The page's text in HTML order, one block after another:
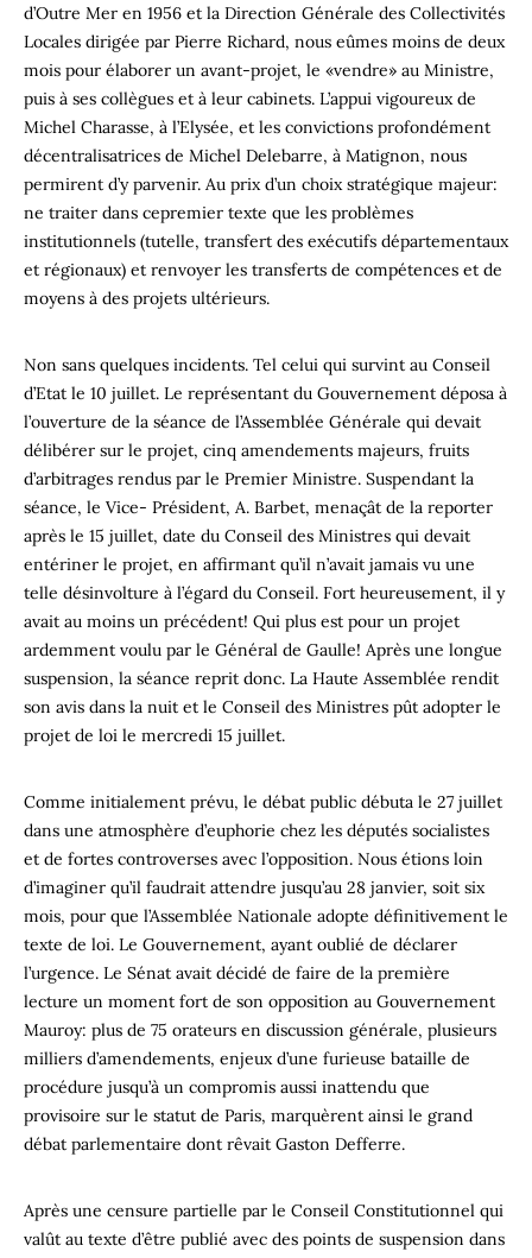
d’Outre Mer en 1956 et la Direction Générale des Collectivités
Locales dirigée par Pierre Richard, nous eûmes moins de deux
mois pour élaborer un avant-projet, le «vendre» au Ministre,
puis à ses collègues et à leur cabinets. L’appui vigoureux de
Michel Charasse, à l’Elysée, et les convictions profondément
décentralisatrices de Michel Delebarre, à Matignon, nous
permirent d’y parvenir. Au prix d’un choix stratégique majeur:
ne traiter dans cepremier texte que les problèmes
institutionnels (tutelle, transfert des exécutifs départementaux
et régionaux) et renvoyer les transferts de compétences et de
moyens à des projets ultérieurs.
Non sans quelques incidents. Tel celui qui survint au Conseil
d’Etat le 10 juillet. Le représentant du Gouvernement déposa à
l’ouverture de la séance de l’Assemblée Générale qui devait
délibérer sur le projet, cinq amendements majeurs, fruits
d’arbitrages rendus par le Premier Ministre. Suspendant la
séance, le Vice- Président, A. Barbet, menaçât de la reporter
après le 15 juillet, date du Conseil des Ministres qui devait
entériner le projet, en affirmant qu’il n’avait jamais vu une
telle désinvolture à l’égard du Conseil. Fort heureusement, il y
avait au moins un précédent! Qui plus est pour un projet
ardemment voulu par le Général de Gaulle! Après une longue
suspension, la séance reprit donc. La Haute Assemblée rendit
son avis dans la nuit et le Conseil des Ministres pût adopter le
projet de loi le mercredi 15 juillet.
Comme initialement prévu, le débat public débuta le 27 juillet
dans une atmosphère d’euphorie chez les députés socialistes
et de fortes controverses avec l’opposition. Nous étions loin
d’imaginer qu’il faudrait attendre jusqu’au 28 janvier, soit six
mois, pour que l’Assemblée Nationale adopte définitivement le
texte de loi. Le Gouvernement, ayant oublié de déclarer
l’urgence. Le Sénat avait décidé de faire de la première
lecture un moment fort de son opposition au Gouvernement
Mauroy: plus de 75 orateurs en discussion générale, plusieurs
milliers d’amendements, enjeux d’une furieuse bataille de
procédure jusqu’à un compromis aussi inattendu que
provisoire sur le statut de Paris, marquèrent ainsi le grand
débat parlementaire dont rêvait Gaston Defferre.
Après une censure partielle par le Conseil Constitutionnel qui
valût au texte d’être publié avec des points de suspension dans